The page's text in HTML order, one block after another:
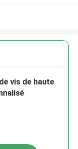
vis de haute